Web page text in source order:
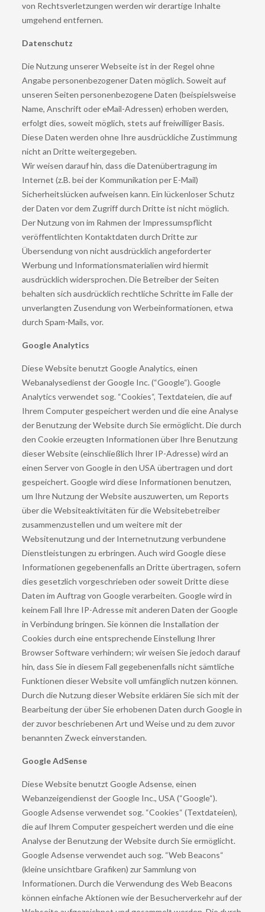
von Rechtsverletzungen werden wir derartige Inhalte
umgehend entfernen.
Datenschutz
Die Nutzung unserer Webseite ist in der Regel ohne
Angabe personenbezogener Daten möglich. Soweit auf
unseren Seiten personenbezogene Daten (beispielsweise
Name, Anschrift oder eMail-Adressen) erhoben werden,
erfolgt dies, soweit möglich, stets auf freiwilliger Basis.
Diese Daten werden ohne Ihre ausdrückliche Zustimmung
nicht an Dritte weitergegeben.
Wir weisen darauf hin, dass die Datenübertragung im
Internet (z.B. bei der Kommunikation per E-Mail)
Sicherheitslücken aufweisen kann. Ein lückenloser Schutz
der Daten vor dem Zugriff durch Dritte ist nicht möglich.
Der Nutzung von im Rahmen der Impressumspflicht
veröffentlichten Kontaktdaten durch Dritte zur
Übersendung von nicht ausdrücklich angeforderter
Werbung und Informationsmaterialien wird hiermit
ausdrücklich widersprochen. Die Betreiber der Seiten
behalten sich ausdrücklich rechtliche Schritte im Falle der
unverlangten Zusendung von Werbeinformationen, etwa
durch Spam-Mails, vor.
Google Analytics
Diese Website benutzt Google Analytics, einen
Webanalysedienst der Google Inc. (“Google“). Google
Analytics verwendet sog. “Cookies“, Textdateien, die auf
Ihrem Computer gespeichert werden und die eine Analyse
der Benutzung der Website durch Sie ermöglicht. Die durch
den Cookie erzeugten Informationen über Ihre Benutzung
dieser Website (einschließlich Ihrer IP-Adresse) wird an
einen Server von Google in den USA übertragen und dort
gespeichert. Google wird diese Informationen benutzen,
um Ihre Nutzung der Website auszuwerten, um Reports
über die Websiteaktivitäten für die Websitebetreiber
zusammenzustellen und um weitere mit der
Websitenutzung und der Internetnutzung verbundene
Dienstleistungen zu erbringen. Auch wird Google diese
Informationen gegebenenfalls an Dritte übertragen, sofern
dies gesetzlich vorgeschrieben oder soweit Dritte diese
Daten im Auftrag von Google verarbeiten. Google wird in
keinem Fall Ihre IP-Adresse mit anderen Daten der Google
in Verbindung bringen. Sie können die Installation der
Cookies durch eine entsprechende Einstellung Ihrer
Browser Software verhindern; wir weisen Sie jedoch darauf
hin, dass Sie in diesem Fall gegebenenfalls nicht sämtliche
Funktionen dieser Website voll umfänglich nutzen können.
Durch die Nutzung dieser Website erklären Sie sich mit der
Bearbeitung der über Sie erhobenen Daten durch Google in
der zuvor beschriebenen Art und Weise und zu dem zuvor
benannten Zweck einverstanden.
Google AdSense
Diese Website benutzt Google Adsense, einen
Webanzeigendienst der Google Inc., USA (“Google“).
Google Adsense verwendet sog. “Cookies“ (Textdateien),
die auf Ihrem Computer gespeichert werden und die eine
Analyse der Benutzung der Website durch Sie ermöglicht.
Google Adsense verwendet auch sog. “Web Beacons“
(kleine unsichtbare Grafiken) zur Sammlung von
Informationen. Durch die Verwendung des Web Beacons
können einfache Aktionen wie der Besucherverkehr auf der